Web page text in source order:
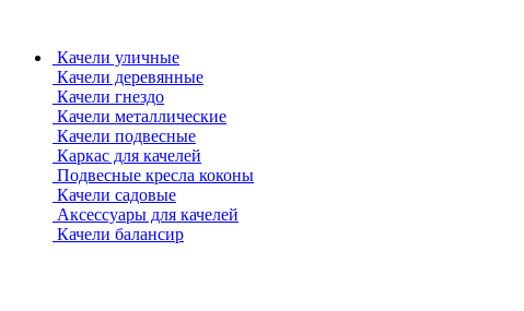
Качели уличные
Качели деревянные
Качели гнездо
Качели металлические
Качели подвесные
Каркас для качелей
Подвесные кресла коконы
Качели садовые
Аксессуары для качелей
Качели балансир